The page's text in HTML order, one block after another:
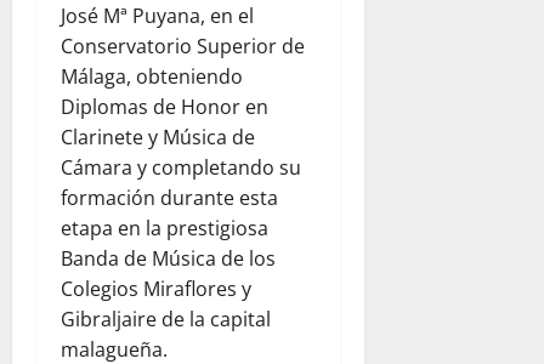
José Mª Puyana, en el
Conservatorio Superior de
Málaga, obteniendo
Diplomas de Honor en
Clarinete y Música de
Cámara y completando su
formación durante esta
etapa en la prestigiosa
Banda de Música de los
Colegios Miraflores y
Gibraljaire de la capital
malagueña.